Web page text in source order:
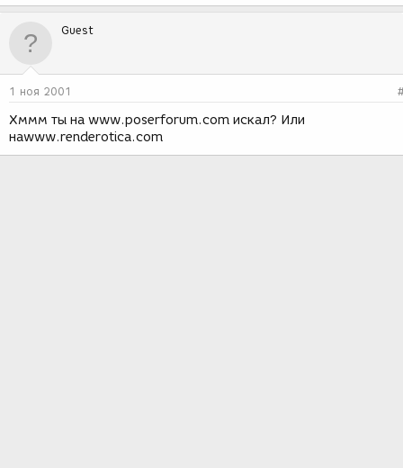
Guest
1 ноя 2001
Хммм ты на www.poserforum.com искал? Или
наwww.renderotica.com